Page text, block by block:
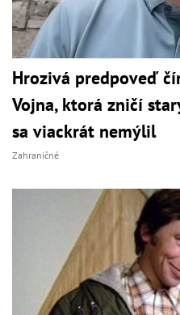
Hrozivá predpoveď
Vojna, ktorá zničí
sa viackrát nemýlil
Zahraničné